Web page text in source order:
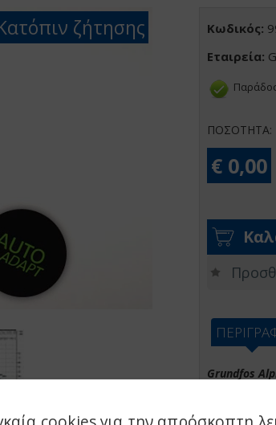
ζήτησης Κωδικός:
Εταιρεία:
ΠΟΣΟΤΗΤΑ:
€ 0,00
Grundfos